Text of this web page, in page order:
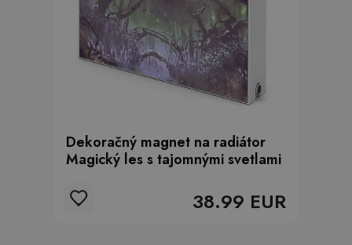
Dekoračný magnet na radiátor
Magický les s tajomnými svetlami
38.99 EUR